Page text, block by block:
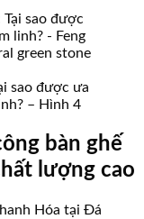
sao được ưa
– Hình 4
bàn ghế
lượng cao
Hóa tại Đá